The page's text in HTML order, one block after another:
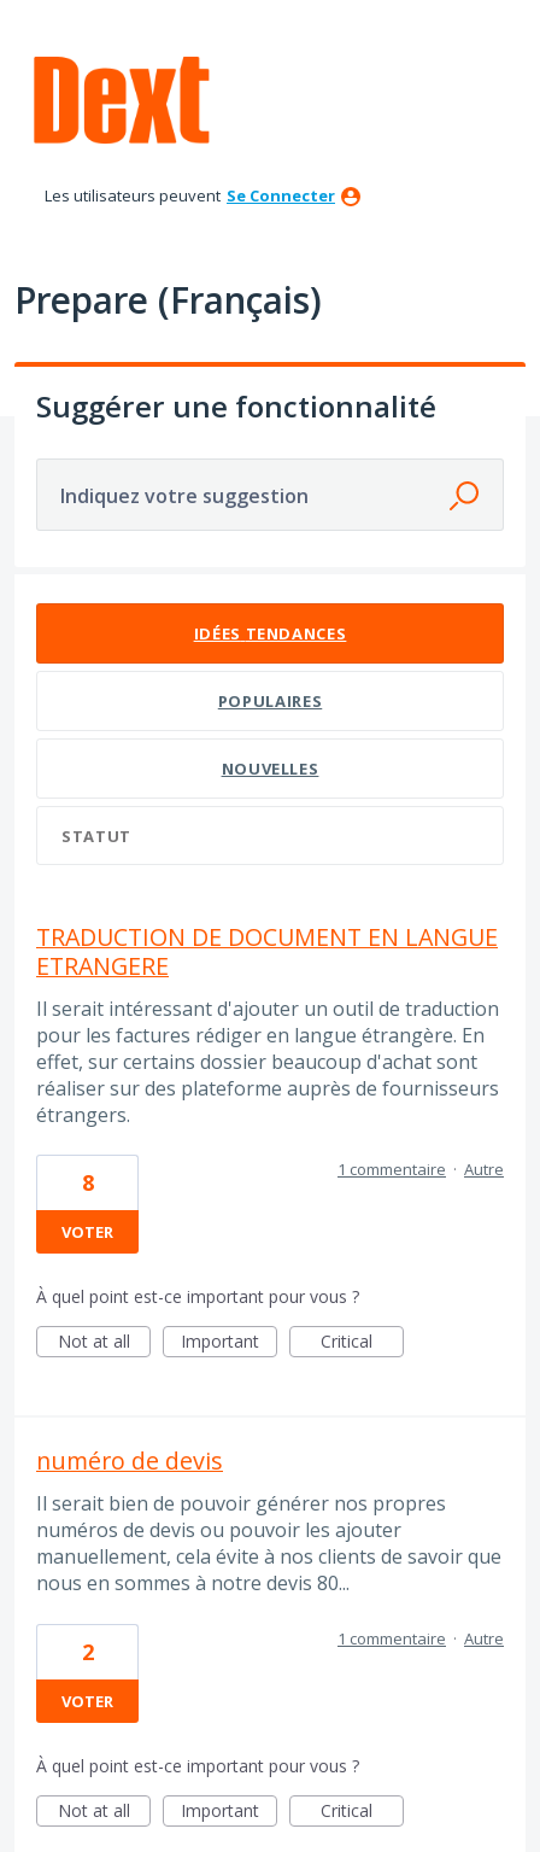
au
contenu
Les utilisateurs peuvent Se Connecter
Prepare (Français)
Suggérer une fonctionnalité
Indiquez votre suggestion
IDÉES TENDANCES
POPULAIRES
NOUVELLES
STATUT
TRADUCTION DE DOCUMENT EN LANGUE
ETRANGERE
Il serait intéressant d'ajouter un outil de traduction
pour les factures rédiger en langue étrangère. En
effet, sur certains dossier beaucoup d'achat sont
réaliser sur des plateforme auprès de fournisseurs
étrangers.
8
VOTER
1 commentaire · Autre
À quel point est-ce important pour vous ?
Not at all
Important Critical
numéro de devis
Il serait bien de pouvoir générer nos propres
numéros de devis ou pouvoir les ajouter
manuellement, cela évite à nos clients de savoir que
nous en sommes à notre devis 80...
2
VOTER
1 commentaire · Autre
À quel point est-ce important pour vous ?
Not at all
Important Critical